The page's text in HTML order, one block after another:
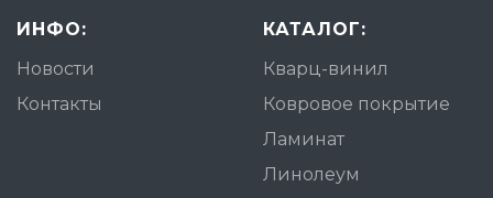
ИНФО:
Новости
Контакты
КАТАЛОГ:
Кварц-винил
Ковровое покрытие
Ламинат
Линолеум